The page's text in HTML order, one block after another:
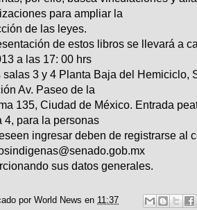
para ampliar la
de las leyes.
de estos libros se llevará a
a las 17: 00 hrs
salas 3 y 4 Planta Baja del Hemiciclo,
Av. Paseo de la
135, Ciudad de México. Entrada
4, para la personas
ingresar deben de registrarse al
sus datos generales.
por World News en 11:37